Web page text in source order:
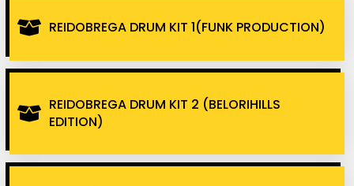
REIDOBREGA DRUM KIT 1(FUNK PRODUCTION)
REIDOBREGA DRUM KIT 2 (BELORIHILLS
EDITION)